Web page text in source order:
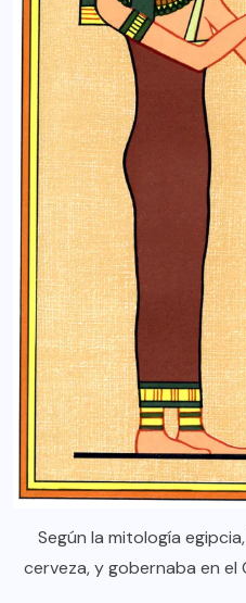
Según la mitología
cerveza, y gobernaba en el